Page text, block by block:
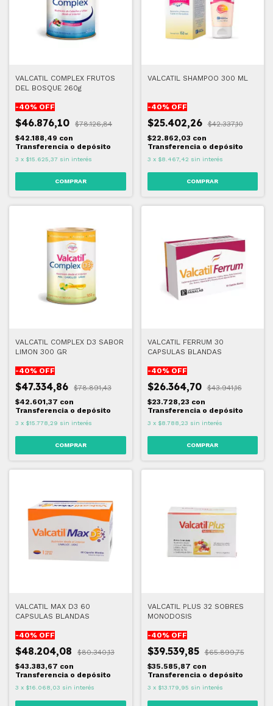
VALCATIL COMPLEX FRUTOS
DEL BOSQUE 260g
-40% OFF
$46.876,10
$78.126,84
$42.188,49 con
Transferencia o depósito
3 x $15.625,37 sin interés
VALCATIL SHAMPOO 300 ML
-40% OFF
$25.402,26
$42.337,10
$22.862,03 con
Transferencia o depósito
3 x $8.467,42 sin interés
VALCATIL COMPLEX D3 SABOR
LIMON 300 GR
-40% OFF
$47.334,86
$78.891,43
$42.601,37 con
Transferencia o depósito
3 x $15.778,29 sin interés
VALCATIL FERRUM 30
CAPSULAS BLANDAS
-40% OFF
$26.364,70
$43.941,16
$23.728,23 con
Transferencia o depósito
3 x $8.788,23 sin interés
VALCATIL MAX D3 60
CAPSULAS BLANDAS
-40% OFF
$48.204,08
$80.340,13
$43.383,67 con
Transferencia o depósito
3 x $16.068,03 sin interés
VALCATIL PLUS 32 SOBRES
MONODOSIS
-40% OFF
$39.539,85
$65.899,75
$35.585,87 con
Transferencia o depósito
3 x $13.179,95 sin interés